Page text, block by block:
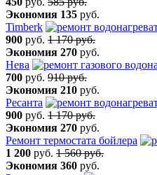
Экономия 135 руб.
Timberk
900 руб. 1 170 руб.
Экономия 270 руб.
Нева
700 руб. 910 руб.
Экономия 210 руб.
Ресанта
900 руб. 1 170 руб.
Экономия 270 руб.
Ремонт термостата бойлера
1 200 руб. 1 560 руб.
Экономия 360 руб.